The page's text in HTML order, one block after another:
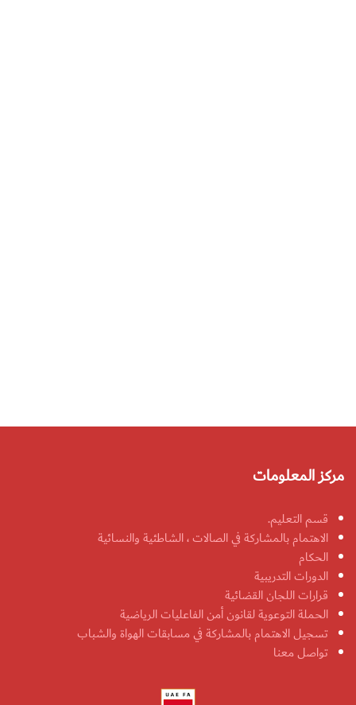
مركز المعلومات
قسم التعليم.
الاهتمام بالمشاركة في الصالات ، الشاطئية والنسائية
الحكام
الدورات التدريبية
قرارات اللجان القضائية
الحملة التوعوية لقانون أمن الفاعليات الرياضية
تسجيل الاهتمام بالمشاركة في مسابقات الهواة والشباب
تواصل معنا